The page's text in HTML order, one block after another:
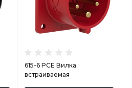
615-6 PCE Вилка
встраиваемая